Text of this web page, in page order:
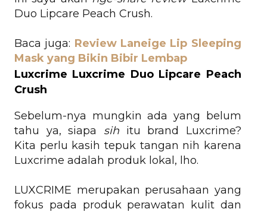
Duo Lipcare Peach Crush.
Baca juga: Review Laneige Lip Sleeping
Mask yang Bikin Bibir Lembap
Luxcrime Luxcrime Duo Lipcare Peach
Crush
Sebelum-nya mungkin ada yang belum
tahu ya, siapa sihitu brand Luxcrime?
Kita perlu kasih tepuk tangan nih karena
Luxcrime adalah produk lokal, lho.
LUXCRIME merupakan perusahaan yang
fokus pada produk perawatan kulit dan